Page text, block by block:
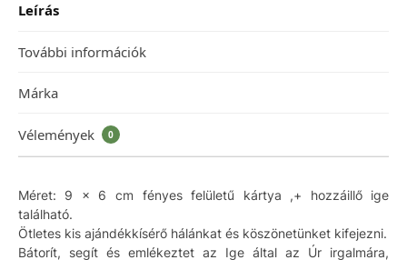
Leírás
További információk
Márka
Vélemények 0
Méret: 9 x 6 cm fényes felületű kártya ,+ hozzáillő ige
található.
Ötletes kis ajándékkísérő hálánkat és köszönetünket kifejezni.
Bátorít, segít és emlékeztet az Ige által az Úr irgalmára,